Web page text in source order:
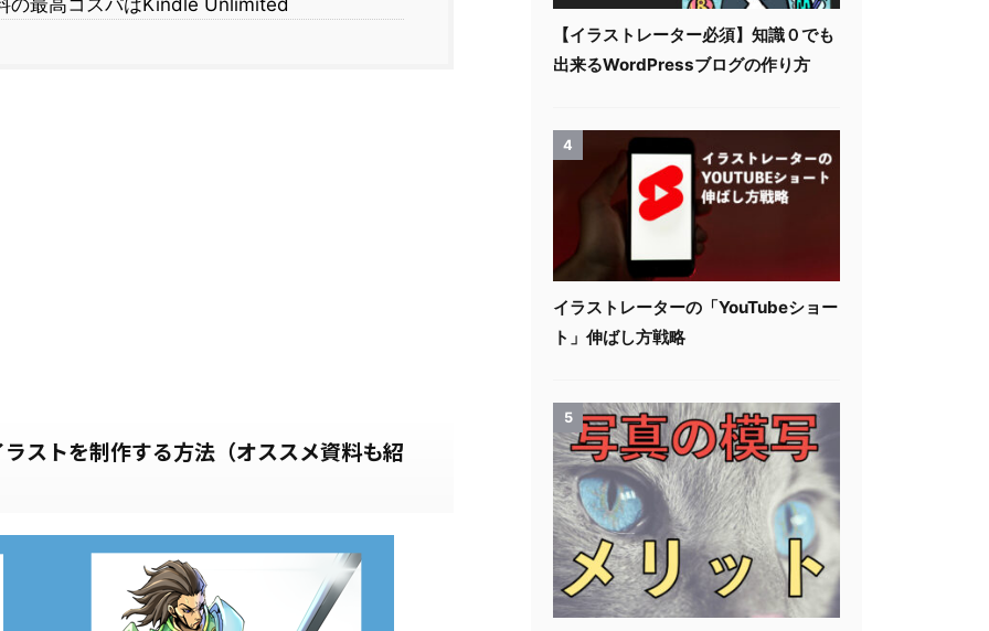
ストを制作する方法（オススメ資料も紹
【イラストレーター必須】知識０でも
出来るWordPressブログの作り方
4
イラストレーターの「YouTubeショー
ト」伸ばし方戦略
5